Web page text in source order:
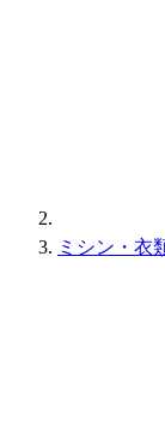
ミシン・衣